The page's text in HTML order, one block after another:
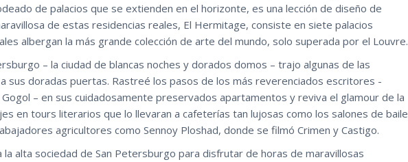
de palacios que se extienden en el horizonte, es una lección de diseño de
de estas residencias reales, El Hermitage, consiste en siete palacios
albergan la más grande colección de arte del mundo, solo superada por el Louvre.
– la ciudad de blancas noches y dorados domos – trajo algunas de las
sus doradas puertas. Rastreé los pasos de los más reverenciados escritores -
– en sus cuidadosamente preservados apartamentos y reviva el glamour de la
en tours literarios que lo llevaran a cafeterías tan lujosas como los salones de baile
agricultores como Sennoy Ploshad, donde se filmó Crimen y Castigo.
la alta sociedad de San Petersburgo para disfrutar de horas de maravillosas